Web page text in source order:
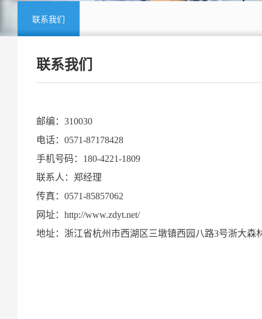
联系我们
联系我们
邮编：310030
电话：0571-87178428
手机号码：180-4221-1809
联系人：郑经理
传真：0571-85857062
网址： http://www.zdyt.net/
地址：浙江省杭州市西湖区三墩镇西园八路3号浙大森